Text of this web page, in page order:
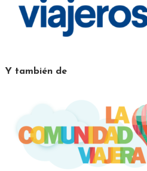
Y también de